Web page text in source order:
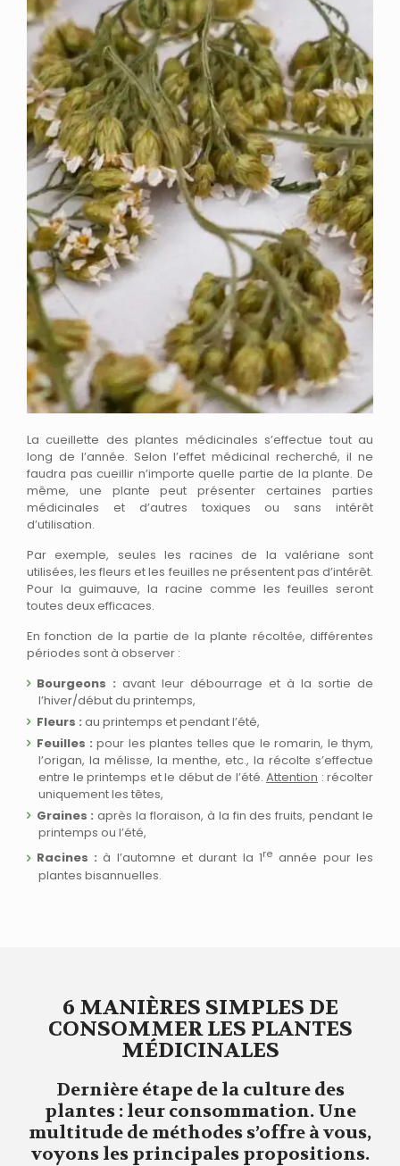
La cueillette des plantes médicinales s’effectue tout au
long de l’année. Selon l’effet médicinal recherché, il ne
faudra pas cueillir n’importe quelle partie de la plante. De
même, une plante peut présenter certaines parties
médicinales et d’autres toxiques ou sans intérêt
d’utilisation.
Par exemple, seules les racines de la valériane sont
utilisées, les fleurs et les feuilles ne présentent pas d’intérêt.
Pour la guimauve, la racine comme les feuilles seront
toutes deux efficaces.
En fonction de la partie de la plante récoltée, différentes
périodes sont à observer :
Bourgeons : avant leur débourrage et à la sortie de
l’hiver/début du printemps,
Fleurs : au printemps et pendant l’été,
Feuilles : pour les plantes telles que le romarin, le thym,
l’origan, la mélisse, la menthe, etc., la récolte s’effectue
entre le printemps et le début de l’été. Attention : récolter
uniquement les têtes,
Graines : après la floraison, à la fin des fruits, pendant le
printemps ou l’été,
Racines : à l’automne et durant la 1re année pour les
plantes bisannuelles.
6 MANIÈRES SIMPLES DE
CONSOMMER LES PLANTES
MÉDICINALES
Dernière étape de la culture des
plantes : leur consommation. Une
multitude de méthodes s’offre à vous,
voyons les principales propositions.